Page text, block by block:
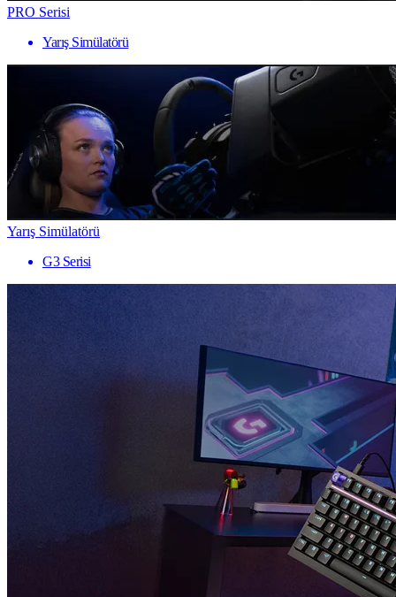
PRO Serisi
Yarış Simülatörü
Yarış Simülatörü
G3 Serisi